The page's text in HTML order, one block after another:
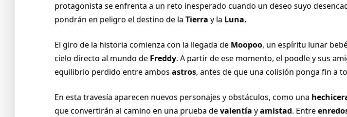
protagonista se enfrenta a un reto inesperado cuando un deseo suyo
pondrán en peligro el destino de la Tierra y la Luna.
El giro de la historia comienza con la llegada de Moopoo, un espíritu lunar
cielo directo al mundo de Freddy. A partir de ese momento, el poodle y sus
equilibrio perdido entre ambos astros, antes de que una colisión ponga fin a
En esta travesía aparecen nuevos personajes y obstáculos, como una
que convertirán al camino en una prueba devalentía yamistad. Entre